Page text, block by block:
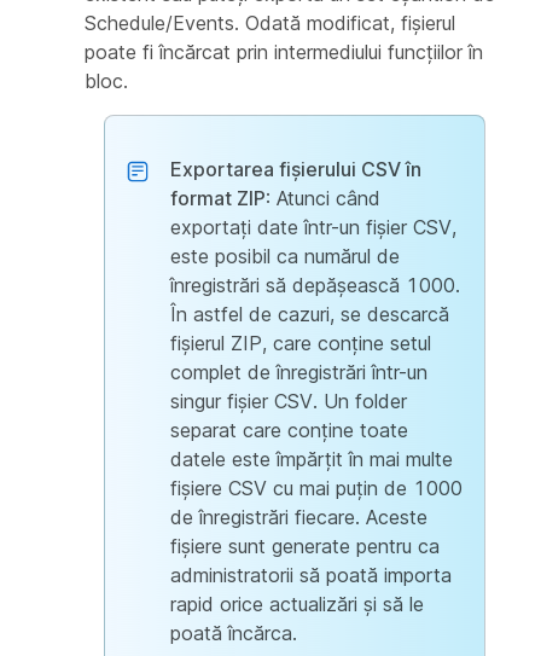
Schedule/Events. Odată modificat, fișierul
poate fi încărcat prin intermediului funcțiilor în
bloc.
Exportarea fișierului CSV în
format ZIP: Atunci când
exportați date într-un fișier CSV,
este posibil ca numărul de
înregistrări să depășească 1000.
În astfel de cazuri, se descarcă
fișierul ZIP, care conține setul
complet de înregistrări într-un
singur fișier CSV. Un folder
separat care conține toate
datele este împărțit în mai multe
fișiere CSV cu mai puțin de 1000
de înregistrări fiecare. Aceste
fișiere sunt generate pentru ca
administratorii să poată importa
rapid orice actualizări și să le
poată încărca.